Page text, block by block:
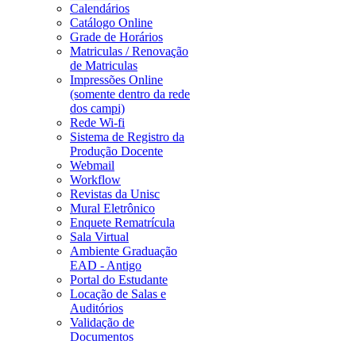
Calendários
Catálogo Online
Grade de Horários
Matriculas / Renovação
de Matriculas
Impressões Online
(somente dentro da rede
dos campi)
Rede Wi-fi
Sistema de Registro da
Produção Docente
Webmail
Workflow
Revistas da Unisc
Mural Eletrônico
Enquete Rematrícula
Sala Virtual
Ambiente Graduação
EAD - Antigo
Portal do Estudante
Locação de Salas e
Auditórios
Validação de
Documentos